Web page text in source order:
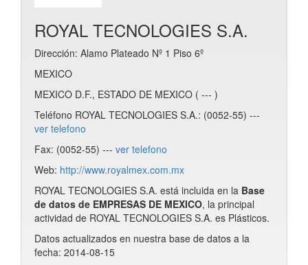
ROYAL TECNOLOGIES S.A.
Dirección: Alamo Plateado Nº 1 Piso 6º
MEXICO
MEXICO D.F., ESTADO DE MEXICO ( --- )
Teléfono ROYAL TECNOLOGIES S.A.: (0052-55) ---
ver telefono
Fax: (0052-55) --- ver telefono
Web: http://www.royalmex.com.mx
ROYAL TECNOLOGIES S.A. está incluida en la Base
de datos de EMPRESAS DE MEXICO, la principal
actividad de ROYAL TECNOLOGIES S.A. es Plásticos.
Datos actualizados en nuestra base de datos a la
fecha: 2014-08-15